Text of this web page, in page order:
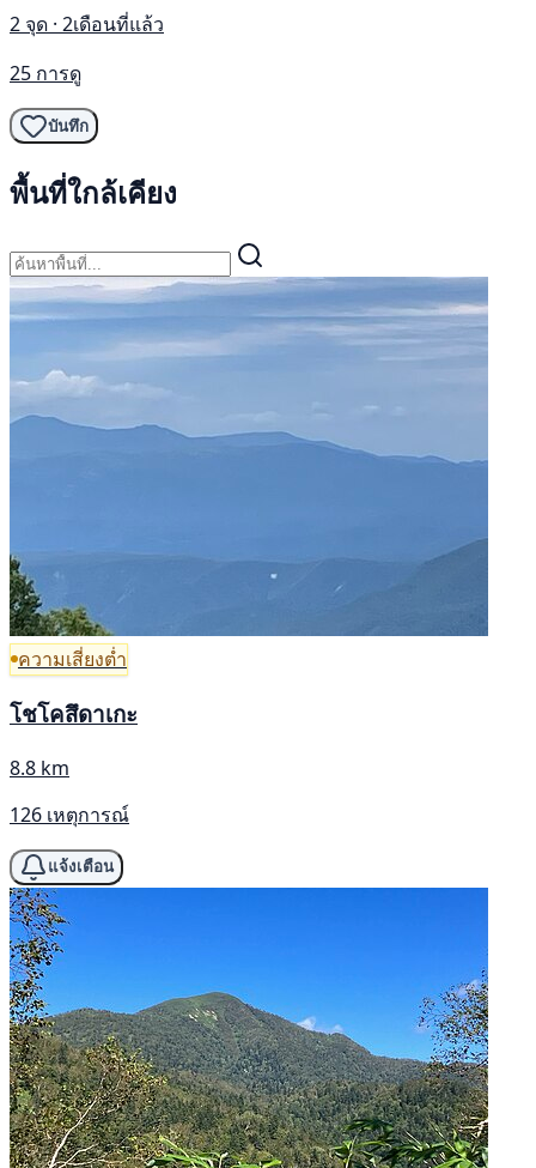
2 จุด · 2เดือนที่แล้ว
25 การดู
บันทึก
พื้นที่ใกล้เคียง
ความเสี่ยงต่ำ
โชโคสึดาเกะ
8.8 km
126 เหตุการณ์
แจ้งเตือน